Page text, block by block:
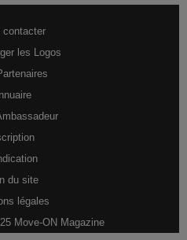
contacter
les Logos
du site
légales
Move-ON Magazine